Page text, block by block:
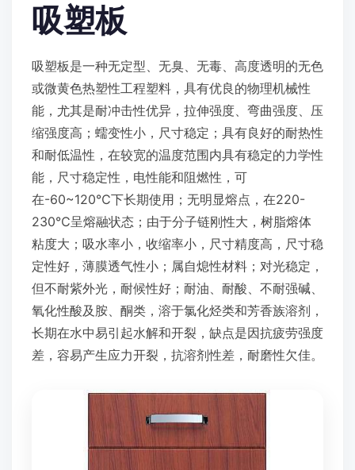
吸塑板
吸塑板是一种无定型、无臭、无毒、高度透明的无色
或微黄色热塑性工程塑料，具有优良的物理机械性
能，尤其是耐冲击性优异，拉伸强度、弯曲强度、压
缩强度高；蠕变性小，尺寸稳定；具有良好的耐热性
和耐低温性，在较宽的温度范围内具有稳定的力学性
能，尺寸稳定性，电性能和阻燃性，可
在-60~120℃下长期使用；无明显熔点，在220-
230℃呈熔融状态；由于分子链刚性大，树脂熔体
粘度大；吸水率小，收缩率小，尺寸精度高，尺寸稳
定性好，薄膜透气性小；属自熄性材料；对光稳定，
但不耐紫外光，耐候性好；耐油、耐酸、不耐强碱、
氧化性酸及胺、酮类，溶于氯化烃类和芳香族溶剂，
长期在水中易引起水解和开裂，缺点是因抗疲劳强度
差，容易产生应力开裂，抗溶剂性差，耐磨性欠佳。